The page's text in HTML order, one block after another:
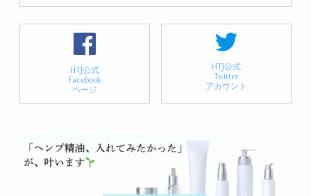
HTJ公式
Facebook
ページ
HTJ公式
Twitter
アカウント